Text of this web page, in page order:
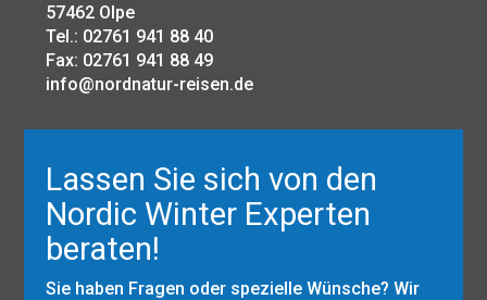
57462 Olpe
Tel.: 02761 941 88 40
Fax: 02761 941 88 49
info@nordnatur-reisen.de
Lassen Sie sich von den
Nordic Winter Experten
beraten!
Sie haben Fragen oder spezielle Wünsche? Wir